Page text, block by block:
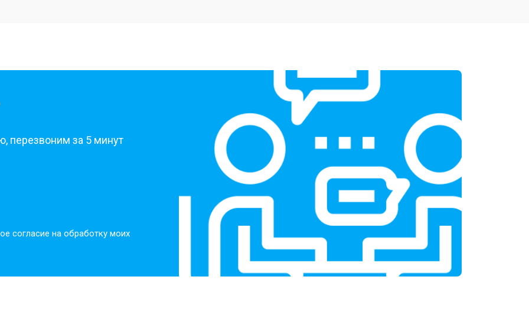
от 3300 ₽
от 1400 ₽ Заказать
от 2700 ₽ Заказать
от 950 ₽ Заказать
от 1750 ₽
перезвоним за 5 минут
согласие на обработку моих